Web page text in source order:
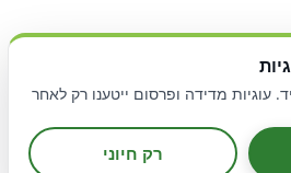
עוגיות מדידה ופרסום ייטענו רק לאחר
רק חיוני